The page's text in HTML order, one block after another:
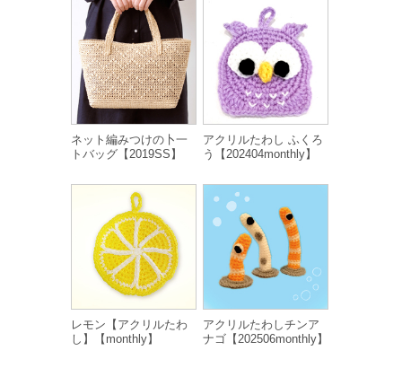
ネット編みつけの卜一
トバッグ【2019SS】
アクリルたわし ふくろ
う【202404monthly】
レモン【アクリルたわ
し】【monthly】
アクリルたわしチンア
ナゴ【202506monthly】